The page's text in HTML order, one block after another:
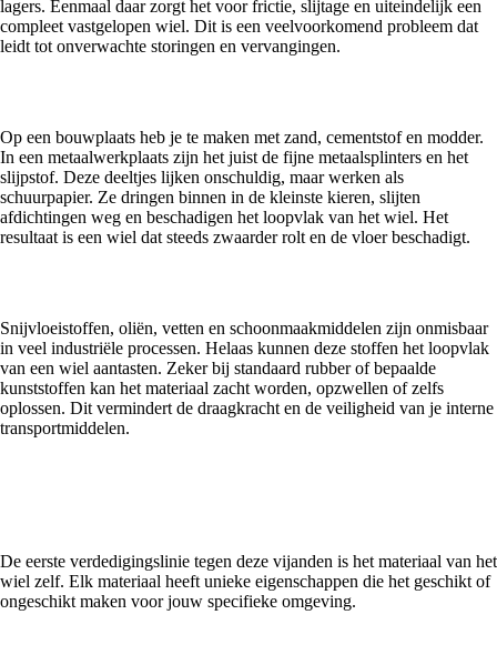
lagers. Eenmaal daar zorgt het voor frictie, slijtage en uiteindelijk een
compleet vastgelopen wiel. Dit is een veelvoorkomend probleem dat
leidt tot onverwachte storingen en vervangingen.
Op een bouwplaats heb je te maken met zand, cementstof en modder.
In een metaalwerkplaats zijn het juist de fijne metaalsplinters en het
slijpstof. Deze deeltjes lijken onschuldig, maar werken als
schuurpapier. Ze dringen binnen in de kleinste kieren, slijten
afdichtingen weg en beschadigen het loopvlak van het wiel. Het
resultaat is een wiel dat steeds zwaarder rolt en de vloer beschadigt.
Snijvloeistoffen, oliën, vetten en schoonmaakmiddelen zijn onmisbaar
in veel industriële processen. Helaas kunnen deze stoffen het loopvlak
van een wiel aantasten. Zeker bij standaard rubber of bepaalde
kunststoffen kan het materiaal zacht worden, opzwellen of zelfs
oplossen. Dit vermindert de draagkracht en de veiligheid van je interne
transportmiddelen.
De eerste verdedigingslinie tegen deze vijanden is het materiaal van het
wiel zelf. Elk materiaal heeft unieke eigenschappen die het geschikt of
ongeschikt maken voor jouw specifieke omgeving.